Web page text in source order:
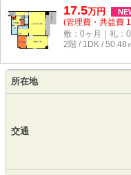
17.5万円
(管理費・共益費
敷：0ヶ月｜礼：
2階 / 1DK / 50.48
所在地
交通